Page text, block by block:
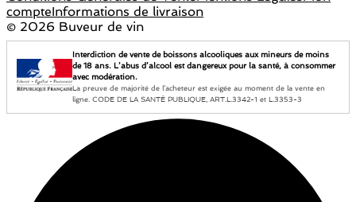
compteInformations de livraison
© 2026 Buveur de vin
Interdiction de vente de boissons alcooliques aux mineurs de moins
de 18 ans. L’abus d’alcool est dangereux pour la santé, à consommer
avec modération.
La preuve de majorité de l’acheteur est exigée au moment de la vente en
ligne. CODE DE LA SANTÉ PUBLIQUE, ART.L.3342-1 et L.3353-3